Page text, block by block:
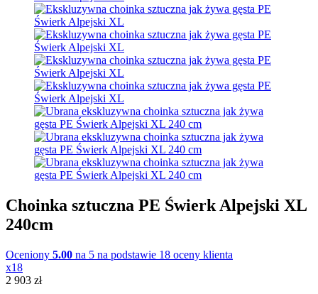
Choinka sztuczna PE Świerk Alpejski XL
240cm
Oceniony 5.00 na 5 na podstawie 18 oceny klienta
x18
2 903 zł